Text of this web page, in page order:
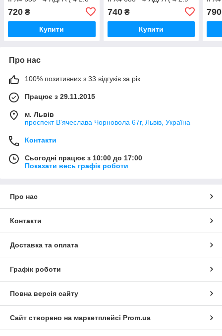
Ghz кожне ) am3, SAM2+
720 ₴
Купити
Ghz кожне ) am3, SAM2+
740₴
Купити
790
Про нас
100% позитивних з 33 відгуків за рік
Працює з 29.11.2015
м. Львів
проспект В'ячеслава Чорновола 67г, Львів, Україна
Контакти
Сьогодні працює з 10:00 до 17:00
Показати весь графік роботи
Про нас
Контакти
Доставка та оплата
Графік роботи
Повна версія сайту
Сайт створено на маркетплейсі Prom.ua